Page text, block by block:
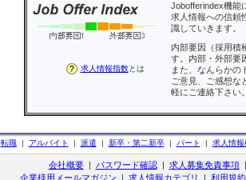
求人情報指数とは
Jobofferindex機能
求人情報への信頼
識していきます。
内部要因（採用積
す。内部・外部要
また、なんらかの
ご意見、ご感想な
軽にご連絡下さい。
転職| アルバイト | 派遣 | 新卒・第二新卒| パート | 求人情
会社概要| パスワード確認| 求人募集免責事項|
企業様用メールマガジン | 求人情報カテゴリ | 利用規